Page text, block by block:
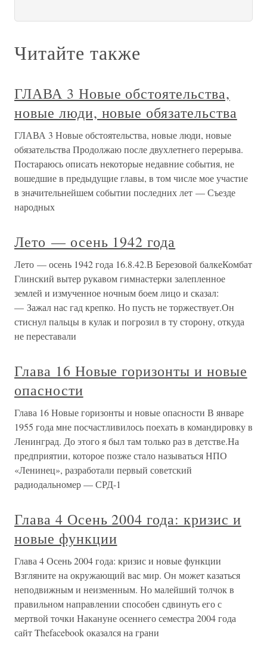
Читайте также
ГЛАВА 3 Новые обстоятельства,
новые люди, новые обязательства
ГЛАВА 3 Новые обстоятельства, новые люди, новые
обязательства Продолжаю после двухлетнего перерыва.
Постараюсь описать некоторые недавние события, не
вошедшие в предыдущие главы, в том числе мое участие
в значительнейшем событии последних лет — Съезде
народных
Лето — осень 1942 года
Лето — осень 1942 года 16.8.42.В Березовой балкеКомбат
Глинский вытер рукавом гимнастерки залепленное
землей и измученное ночным боем лицо и сказал:
— Зажал нас гад крепко. Но пусть не торжествует.Он
стиснул пальцы в кулак и погрозил в ту сторону, откуда
не переставали
Глава 16 Новые горизонты и новые
опасности
Глава 16 Новые горизонты и новые опасности В январе
1955 года мне посчастливилось поехать в командировку в
Ленинград. До этого я был там только раз в детстве.На
предприятии, которое позже стало называться НПО
«Ленинец», разработали первый советский
радиодальномер — СРД-1
Глава 4 Осень 2004 года: кризис и
новые функции
Глава 4 Осень 2004 года: кризис и новые функции
Взгляните на окружающий вас мир. Он может казаться
неподвижным и неизменным. Но малейший толчок в
правильном направлении способен сдвинуть его с
мертвой точки Накануне осеннего семестра 2004 года
сайт Thefacebook оказался на грани